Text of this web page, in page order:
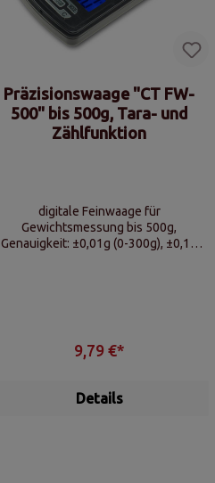
Präzisionswaage "CT FW-
500" bis 500g, Tara- und
Zählfunktion
digitale Feinwaage für
Gewichtsmessung bis 500g,
Genauigkeit: ±0,01g (0-300g), ±0,1g
9,79 €*
Details